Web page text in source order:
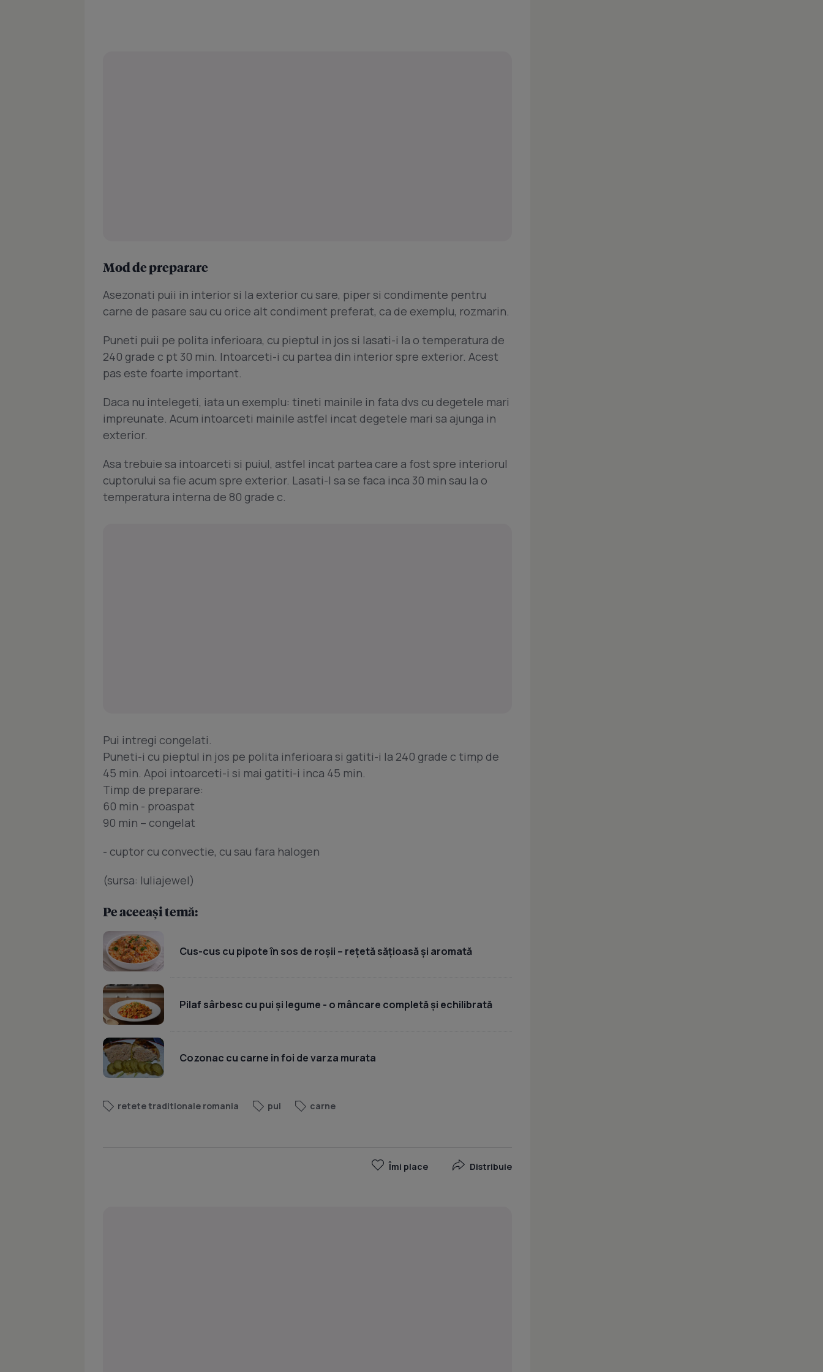
Mod de preparare
Asezonati puii in interior si la exterior cu sare, piper si condimente pentru
carne de pasare sau cu orice alt condiment preferat, ca de exemplu, rozmarin.
Puneti puii pe polita inferioara, cu pieptul in jos si lasati-i la o temperatura de
240 grade c pt 30 min. Intoarceti-i cu partea din interior spre exterior. Acest
pas este foarte important.
Daca nu intelegeti, iata un exemplu: tineti mainile in fata dvs cu degetele mari
impreunate. Acum intoarceti mainile astfel incat degetele mari sa ajunga in
exterior.
Asa trebuie sa intoarceti si puiul, astfel incat partea care a fost spre interiorul
cuptorului sa fie acum spre exterior. Lasati-l sa se faca inca 30 min sau la o
temperatura interna de 80 grade c.
Pui intregi congelati.
Puneti-i cu pieptul in jos pe polita inferioara si gatiti-i la 240 grade c timp de
45 min. Apoi intoarceti-i si mai gatiti-i inca 45 min.
Timp de preparare:
60 min - proaspat
90 min – congelat
- cuptor cu convectie, cu sau fara halogen
(sursa: Iuliajewel)
Pe aceeași temă:
Cus-cus cu pipote în sos de roșii – rețetă sățioasă și aromată
Pilaf sârbesc cu pui și legume - o mâncare completă și echilibrată
Cozonac cu carne in foi de varza murata
retete traditionale romania pui carne
Îmi place Distribuie